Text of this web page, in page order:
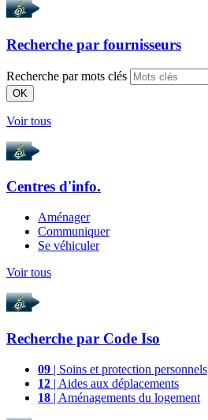
Recherche par fournisseurs
Recherche par mots clés
OK
Voir tous
Centres d'info.
Aménager
Communiquer
Se véhiculer
Voir tous
Recherche par Code Iso
09 | Soins et protection personnels
12 | Aides aux déplacements
18 | Aménagements du logement